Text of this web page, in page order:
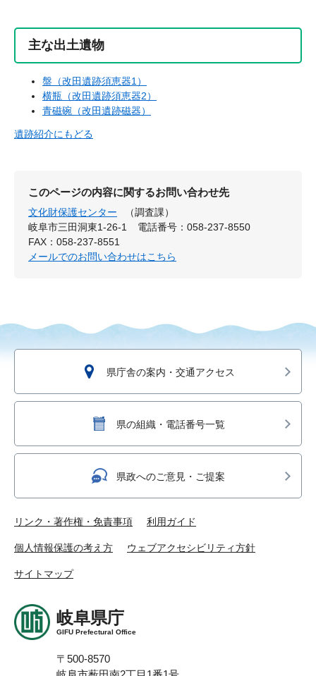
主な出土遺物
盤（改田遺跡須恵器1）
横瓶（改田遺跡須恵器2）
青磁碗（改田遺跡磁器）
遺跡紹介にもどる
このページの内容に関するお問い合わせ先
文化財保護センター
（調査課）
岐阜市三田洞東1-26-1
電話番号：058-237-8550
FAX：058-237-8551
メールでのお問い合わせはこちら
県庁舎の案内・交通アクセス
県の組織・電話番号一覧
県政へのご意見・ご提案
リンク・著作権・免責事項 利用ガイド
個人情報保護の考え方 ウェブアクセシビリティ方針
サイトマップ
岐阜県庁
GIFU Prefectural Office
〒500-8570